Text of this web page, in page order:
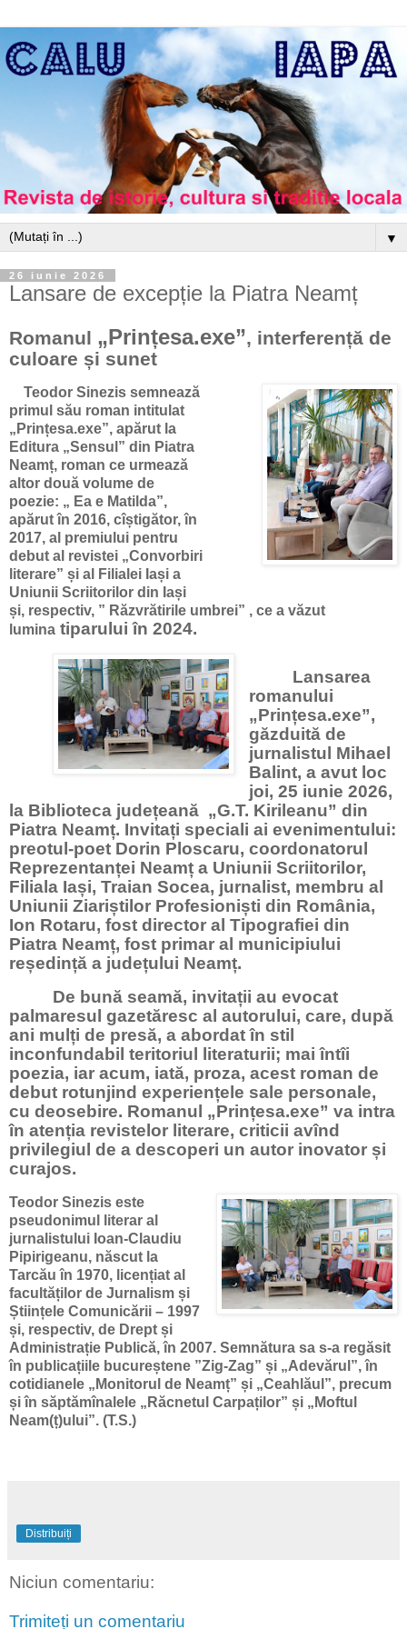
▼
26 iunie 2026
Lansare de excepție la Piatra Neamț
Romanul „Prințesa.exe”, interferență de
culoare și sunet
Teodor Sinezis semnează
primul său roman intitulat
„Prințesa.exe”, apărut la
Editura „Sensul” din Piatra
Neamț, roman ce urmează
altor două volume de
poezie: „ Ea e Matilda”,
apărut în 2016, cîștigător, în
2017, al premiului pentru
debut al revistei „Convorbiri
literare” și al Filialei Iași a
Uniunii Scriitorilor din Iași
și, respectiv, ” Răzvrătirile umbrei” , ce a văzut
lumina tiparului în 2024.
Lansarea
romanului
„Prințesa.exe”,
găzduită de
jurnalistul Mihael
Balint, a avut loc
joi, 25 iunie 2026,
la Biblioteca județeană „G.T. Kirileanu” din
Piatra Neamț. Invitați speciali ai evenimentului:
preotul-poet Dorin Ploscaru, coordonatorul
Reprezentanței Neamț a Uniunii Scriitorilor,
Filiala Iași, Traian Socea, jurnalist, membru al
Uniunii Ziariștilor Profesioniști din România,
Ion Rotaru, fost director al Tipografiei din
Piatra Neamț, fost primar al municipiului
reședință a județului Neamț.
De bună seamă, invitații au evocat
palmaresul gazetăresc al autorului, care, după
ani mulți de presă, a abordat în stil
inconfundabil teritoriul literaturii; mai întîi
poezia, iar acum, iată, proza, acest roman de
debut rotunjind experiențele sale personale,
cu deosebire. Romanul „Prințesa.exe” va intra
în atenția revistelor literare, criticii avînd
privilegiul de a descoperi un autor inovator și
curajos.
Teodor Sinezis este
pseudonimul literar al
jurnalistului Ioan-Claudiu
Pipirigeanu, născut la
Tarcău în 1970, licențiat al
facultăților de Jurnalism și
Științele Comunicării – 1997
și, respectiv, de Drept și
Administrație Publică, în 2007. Semnătura sa s-a regăsit
în publicațiile bucureștene ”Zig-Zag” și „Adevărul”, în
cotidianele „Monitorul de Neamț” și „Ceahlăul”, precum
și în săptămînalele „Răcnetul Carpaților” și „Moftul
Neam(ț)ului”. (T.S.)
Distribuiți
Niciun comentariu:
Trimiteți un comentariu